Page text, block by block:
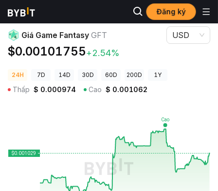
Đăng ký
Giá Tiền Điện Tử
Giá Game Fantasy GFT
$0.00101755+2.54%
USD
24H 7D 14D 30D 60D 200D 1Y
Thấp $ 0.000974 Cao $ 0.001062